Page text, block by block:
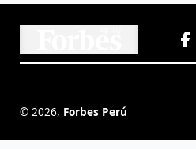
© 2026, Forbes Perú